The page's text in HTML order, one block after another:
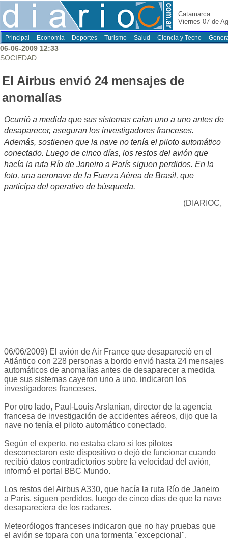
Catamarca
Viernes 07 de
Principal Economia Deportes Turismo Salud Ciencia y Tecno
06-06-2009 12:33
SOCIEDAD
El Airbus envió 24 mensajes de
anomalías
Ocurrió a medida que sus sistemas caían uno a uno antes de
desaparecer, aseguran los investigadores franceses.
Además, sostienen que la nave no tenía el piloto automático
conectado. Luego de cinco días, los restos del avión que
hacía la ruta Río de Janeiro a París siguen perdidos. En la
foto, una aeronave de la Fuerza Aérea de Brasil, que
participa del operativo de búsqueda.
(DIARIOC,
06/06/2009) El avión de Air France que desapareció en el
Atlántico con 228 personas a bordo envió hasta 24 mensajes
automáticos de anomalías antes de desaparecer a medida
que sus sistemas cayeron uno a uno, indicaron los
investigadores franceses.
Por otro lado, Paul-Louis Arslanian, director de la agencia
francesa de investigación de accidentes aéreos, dijo que la
nave no tenía el piloto automático conectado.
Según el experto, no estaba claro si los pilotos
desconectaron este dispositivo o dejó de funcionar cuando
recibió datos contradictorios sobre la velocidad del avión,
informó el portal BBC Mundo.
Los restos del Airbus A330, que hacía la ruta Río de Janeiro
a París, siguen perdidos, luego de cinco días de que la nave
desapareciera de los radares.
Meteorólogos franceses indicaron que no hay pruebas que
el avión se topara con una tormenta "excepcional".